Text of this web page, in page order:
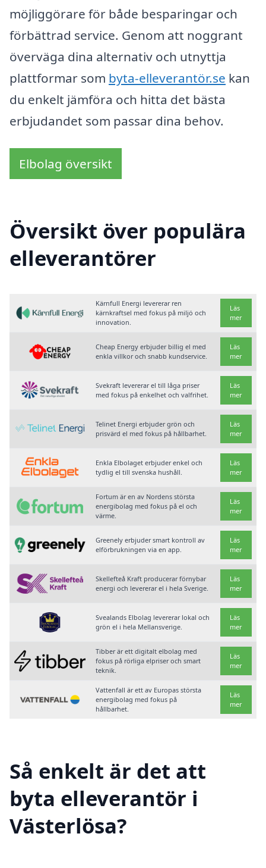
möjliggörare för både besparingar och
förbättrad service. Genom att noggrant
överväga dina alternativ och utnyttja
plattformar som byta-elleverantör.se kan
du enkelt jämföra och hitta det bästa
erbjudandet som passar dina behov.
Elbolag översikt
Översikt över populära
elleverantörer
Kärnfull Energi levererar ren
kärnkraftsel med fokus på miljö och
innovation.
Läs
mer
Cheap Energy erbjuder billig el med
enkla villkor och snabb kundservice.
Läs
mer
Svekraft levererar el till låga priser
med fokus på enkelhet och valfrihet.
Läs
mer
Telinet Energi erbjuder grön och
prisvärd el med fokus på hållbarhet.
Läs
mer
Enkla Elbolaget erbjuder enkel och
tydlig el till svenska hushåll.
Läs
mer
Fortum är en av Nordens största
energibolag med fokus på el och
värme.
Läs
mer
Greenely erbjuder smart kontroll av
elförbrukningen via en app.
Läs
mer
Skellefteå Kraft producerar förnybar
energi och levererar el i hela Sverige.
Läs
mer
Svealands Elbolag levererar lokal och
grön el i hela Mellansverige.
Läs
mer
Tibber är ett digitalt elbolag med
fokus på rörliga elpriser och smart
teknik.
Läs
mer
Vattenfall är ett av Europas största
energibolag med fokus på
hållbarhet.
Läs
mer
Så enkelt är det att
byta elleverantör i
Västerlösa?